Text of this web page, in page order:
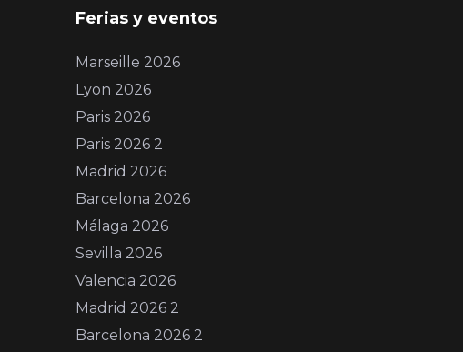
Ferias y eventos
Marseille 2026
Lyon 2026
Paris 2026
Paris 2026 2
Madrid 2026
Barcelona 2026
Málaga 2026
Sevilla 2026
Valencia 2026
Madrid 2026 2
Barcelona 2026 2